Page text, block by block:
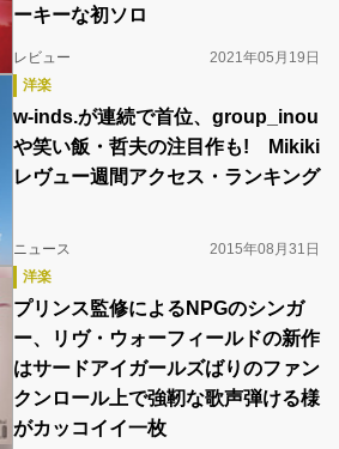
ーキーな初ソロ
レビュー
2021年05月19日
洋楽
w-inds.が連続で首位、group_inou
や笑い飯・哲夫の注目作も! Mikiki
レヴュー週間アクセス・ランキング
ニュース
2015年08月31日
洋楽
プリンス監修によるNPGのシンガ
ー、リヴ・ウォーフィールドの新作
はサードアイガールズばりのファン
クンロール上で強靭な歌声弾ける様
がカッコイイ一枚